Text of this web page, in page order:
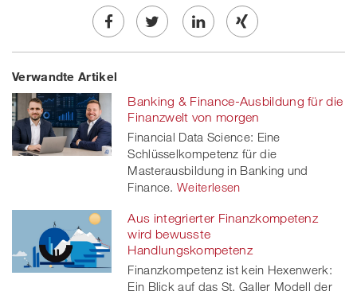
Share
on
Facebook
Twe
on
twitt
er
Share
linkedin
Share
Xing
Verwandte Artikel
Banking & Finance-Ausbildung für die
Finanzwelt von morgen
Financial Data Science: Eine
Schlüsselkompetenz für die
Masterausbildung in Banking und
Finance. Weiterlesen
Aus integrierter Finanzkompetenz
wird bewusste
Handlungskompetenz
Finanzkompetenz ist kein Hexenwerk:
Ein Blick auf das St. Galler Modell der